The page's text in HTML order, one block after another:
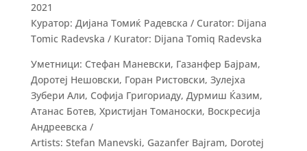
2021
Куратор: Дијана Томиќ Радевска / Curator: Dijana
Tomic Radevska / Kurator: Dijana Tomiq Radevska
Уметници: Стефан Маневски, Газанфер Бајрам,
Доротеј Нешовски, Горан Ристовски, Зулејха
Зубери Али, Софија Григориаду, Дурмиш Ќазим,
Атанас Ботев, Христијан Томаноски, Воскресија
Андреевска /
Artists: Stefan Manevski, Gazanfer Bajram, Dorotej